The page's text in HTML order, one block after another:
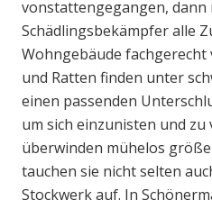
vonstattengegangen, dann
Schädlingsbekämpfer alle
Wohngebäude fachgerecht
und Ratten finden unter
einen passenden
um sich einzunisten und zu
überwinden mühelos
tauchen sie nicht selten
Stockwerk auf. In